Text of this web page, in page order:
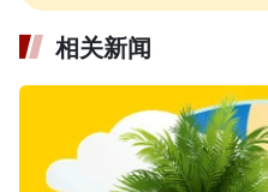
相关新闻